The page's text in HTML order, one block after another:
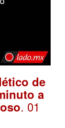
de
a
. 01